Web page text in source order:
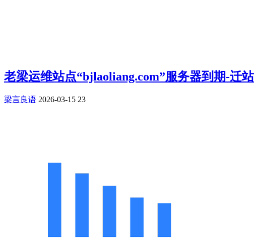
老梁运维站点“bjlaoliang.com”服务器到期-迁
梁言良语 2026-03-15 23